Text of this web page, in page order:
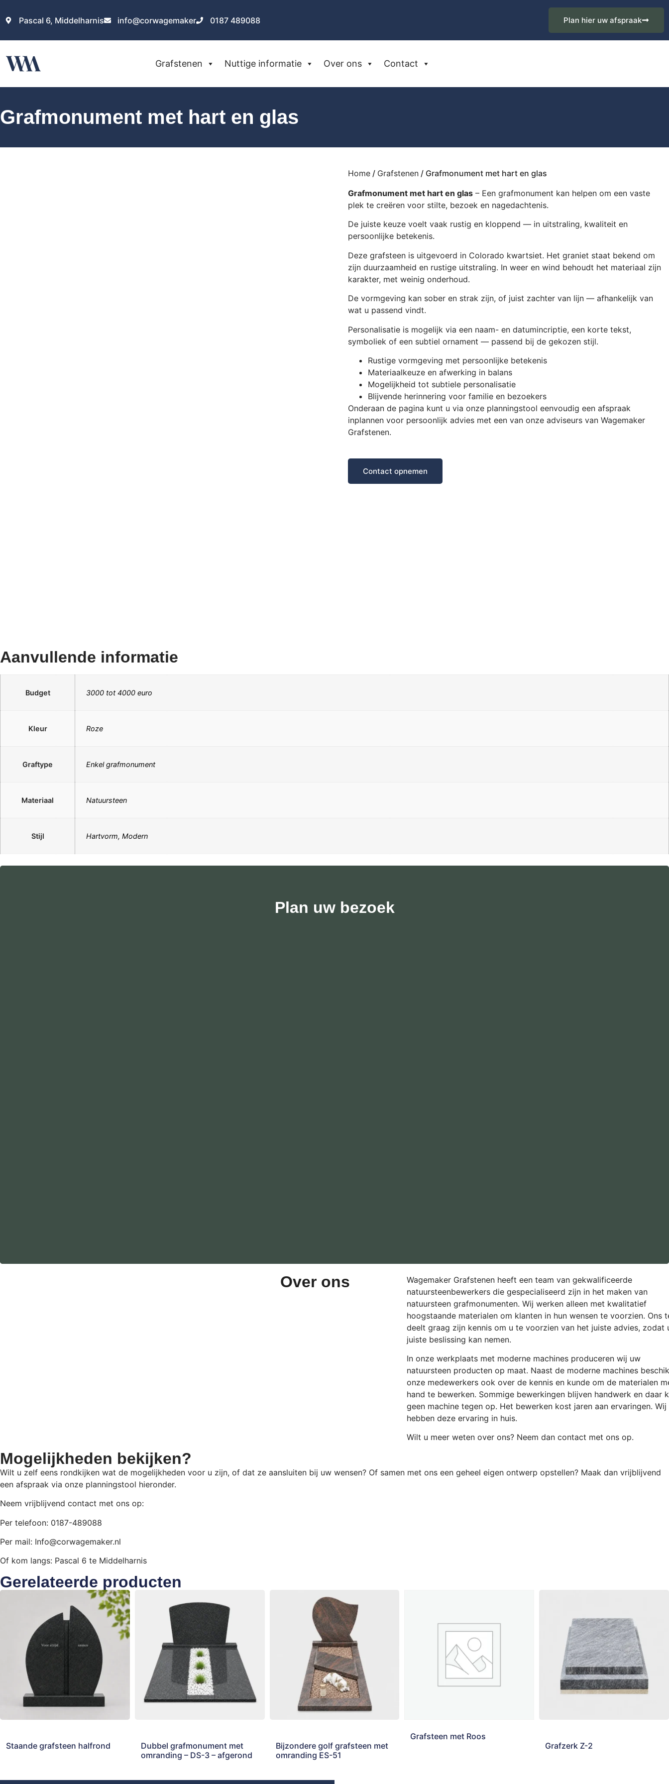
Pascal 6, Middelharnis info@corwagemaker 0187 489088 Plan hier uw afspraak
Grafstenen Nuttige informatie Over ons Contact
Grafmonument met hart en glas
Home/ Grafstenen/ Grafmonument met hart en glas
Grafmonument met hart en glas– Een grafmonument kan helpen om een vaste
plek te creëren voor stilte, bezoek en nagedachtenis.
De juiste keuze voelt vaak rustig en kloppend — in uitstraling, kwaliteit en
persoonlijke betekenis.
Deze grafsteen is uitgevoerd in Colorado kwartsiet. Het graniet staat bekend om
zijn duurzaamheid en rustige uitstraling. In weer en wind behoudt het materiaal zijn
karakter, met weinig onderhoud.
De vormgeving kan sober en strak zijn, of juist zachter van lijn — afhankelijk van
wat u passend vindt.
Personalisatie is mogelijk via een naam- en datumincriptie, een korte tekst,
symboliek of een subtiel ornament — passend bij de gekozen stijl.
Rustige vormgeving met persoonlijke betekenis
Materiaalkeuze en afwerking in balans
Mogelijkheid tot subtiele personalisatie
Blijvende herinnering voor familie en bezoekers
Onderaan de pagina kunt u via onze planningstool eenvoudig een afspraak
inplannen voor persoonlijk advies met een van onze adviseurs van Wagemaker
Grafstenen.
Contact opnemen
Aanvullende informatie
Budget 3000 tot 4000 euro
Kleur Roze
Graftype Enkel grafmonument
Materiaal Natuursteen
Stijl Hartvorm, Modern
Plan uw bezoek
Over ons
Wagemaker Grafstenen heeft een team van gekwalificeerde
natuursteenbewerkers die gespecialiseerd zijn in het maken van
natuursteen grafmonumenten. Wij werken alleen met kwalitatief
hoogstaande materialen om klanten in hun wensen te voorzien. Ons
deelt graag zijn kennis om u te voorzien van het juiste advies, zodat
juiste beslissing kan nemen.
In onze werkplaats met moderne machines produceren wij uw
natuursteen producten op maat. Naast de moderne machines
onze medewerkers ook over de kennis en kunde om de materialen
hand te bewerken. Sommige bewerkingen blijven handwerk en daar
geen machine tegen op. Het bewerken kost jaren aan ervaringen. Wij
hebben deze ervaring in huis.
Wilt u meer weten over ons? Neem dan contact met ons op.
Mogelijkheden bekijken?
Wilt u zelf eens rondkijken wat de mogelijkheden voor u zijn, of dat ze aansluiten bij uw wensen? Of samen met ons een geheel eigen ontwerp opstellen? Maak dan vrijblijvend
een afspraak via onze planningstool hieronder.
Neem vrijblijvend contact met ons op:
Per telefoon: 0187-489088
Per mail: Info@corwagemaker.nl
Of kom langs: Pascal 6 te Middelharnis
Gerelateerde producten
Staande grafsteen halfrond
Dubbel grafmonument met
omranding – DS-3 – afgerond
Bijzondere golf grafsteen met
omranding ES-51
Grafsteen met Roos
Grafzerk Z-2